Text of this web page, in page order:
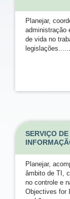
Planejar,
administração
de vida no
SERVIÇO
Planejar,
âmbito de TI,
no controle e
Objectives for